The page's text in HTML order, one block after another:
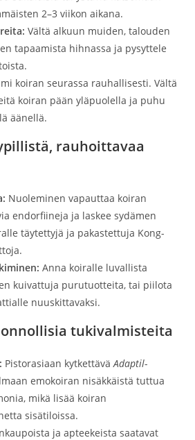
2–3 viikon aikana.
Vältä alkuun muiden, talouden
tapaamista hihnassa ja pysyttele
koiran seurassa rauhallisesti. Vältä
koiran pään yläpuolella ja puhu
äänellä.
rauhoittavaa
Nuoleminen vapauttaa koiran
endorfiineja ja laskee sydämen
täytettyjä ja pakastettuja Kong-
Anna koiralle luvallista
kuivattuja purutuotteita, tai piilota
nuuskittavaksi.
tukivalmisteita
Pistorasiaan kytkettäväAdaptil-
emokoiran nisäkkäistä tuttua
mikä lisää koiran
sisätiloissa.
ja apteekeista saatavat